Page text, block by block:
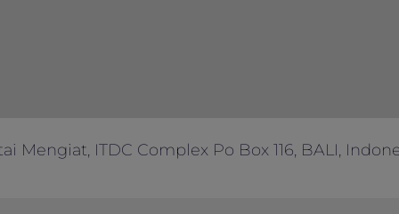
Mengiat, ITDC Complex Po Box 116, BALI,